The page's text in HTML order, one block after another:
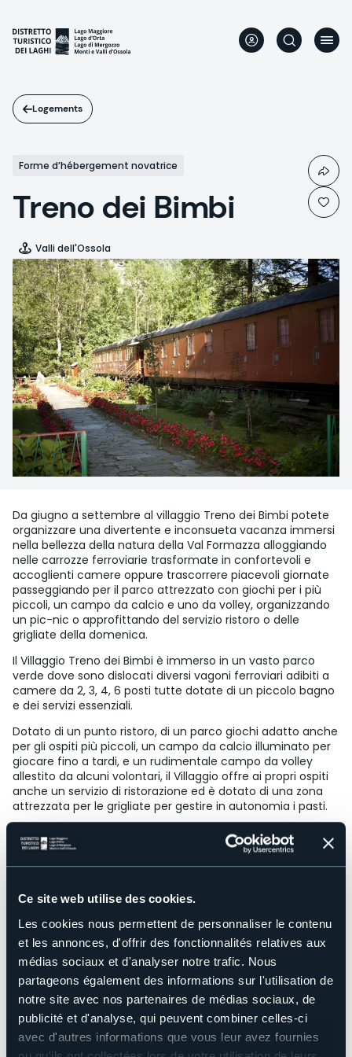
Ce site web utilise des cookies.
Les cookies nous permettent de personnaliser le contenu
et les annonces, d'offrir des fonctionnalités relatives aux
médias sociaux et d'analyser notre trafic. Nous
partageons également des informations sur l'utilisation de
notre site avec nos partenaires de médias sociaux, de
publicité et d'analyse, qui peuvent combiner celles-ci
avec d'autres informations que vous leur avez fournies
contenu
principal
Logements
Forme d’hébergement novatrice
Treno dei Bimbi
Valli dell'Ossola
Da giugno a settembre al villaggio Treno dei Bimbi potete
organizzare una divertente e inconsueta vacanza immersi
nella bellezza della natura della Val Formazza alloggiando
nelle carrozze ferroviarie trasformate in confortevoli e
accoglienti camere oppure trascorrere piacevoli giornate
passeggiando per il parco attrezzato con giochi per i più
piccoli, un campo da calcio e uno da volley, organizzando
un pic-nic o approfittando del servizio ristoro o delle
grigliate della domenica.
Il Villaggio Treno dei Bimbi è immerso in un vasto parco
verde dove sono dislocati diversi vagoni ferroviari adibiti a
camere da 2, 3, 4, 6 posti tutte dotate di un piccolo bagno
e dei servizi essenziali.
Dotato di un punto ristoro, di un parco giochi adatto anche
per gli ospiti più piccoli, un campo da calcio illuminato per
giocare fino a tardi, e un rudimentale campo da volley
allestito da alcuni volontari, il Villaggio offre ai propri ospiti
anche un servizio di ristorazione ed è dotato di una zona
attrezzata per le grigliate per gestire in autonomia i pasti.
Il Treno dei Bimbi è anche il luogo ideale per organizzare
vacanze di gruppo, per oratori, scout, campi-scuola,
squadre di calcio o gruppi di amici. Sono ben 7 i vagoni che
Structure pour handicapés
Wellness
No
Salles de conférences
No
Piscine
No
Animaux acceptés